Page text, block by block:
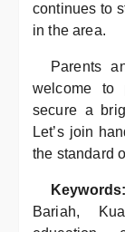
continues to
in the area.
Parents
welcome to
secure a
Let’s join
the standard
Keywords:
Bariah,